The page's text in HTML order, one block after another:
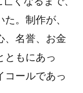
。制作が、
、名誉、お金
ともにあっ
コールであっ